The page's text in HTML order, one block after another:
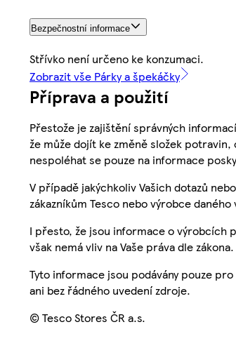
Bezpečnostní informace
Střívko není určeno ke konzumaci.
Zobrazit vše Párky a špekáčky
Příprava a použití
Přestože je zajištění správných
že může dojít ke změně složek
nespoléhat se pouze na informace
V případě jakýchkoliv Vašich dotazů
zákazníkům Tesco nebo výrobce
I přesto, že jsou informace o výrobcích
však nemá vliv na Vaše práva dle zákona.
Tyto informace jsou podávány pouze
ani bez řádného uvedení zdroje.
© Tesco Stores ČR a.s.